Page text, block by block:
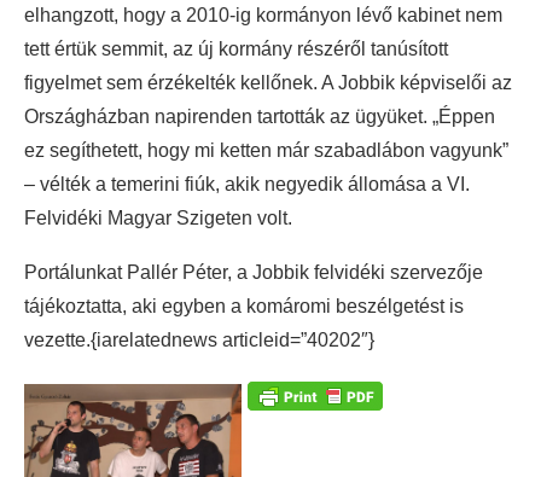
elhangzott, hogy a 2010-ig kormányon lévő kabinet nem
tett értük semmit, az új kormány részéről tanúsított
figyelmet sem érzékelték kellőnek. A Jobbik képviselői az
Országházban napirenden tartották az ügyüket. „Éppen
ez segíthetett, hogy mi ketten már szabadlábon vagyunk”
– vélték a temerini fiúk, akik negyedik állomása a VI.
Felvidéki Magyar Szigeten volt.
Portálunkat Pallér Péter, a Jobbik felvidéki szervezője
tájékoztatta, aki egyben a komáromi beszélgetést is
vezette.{iarelatednews articleid=”40202″}